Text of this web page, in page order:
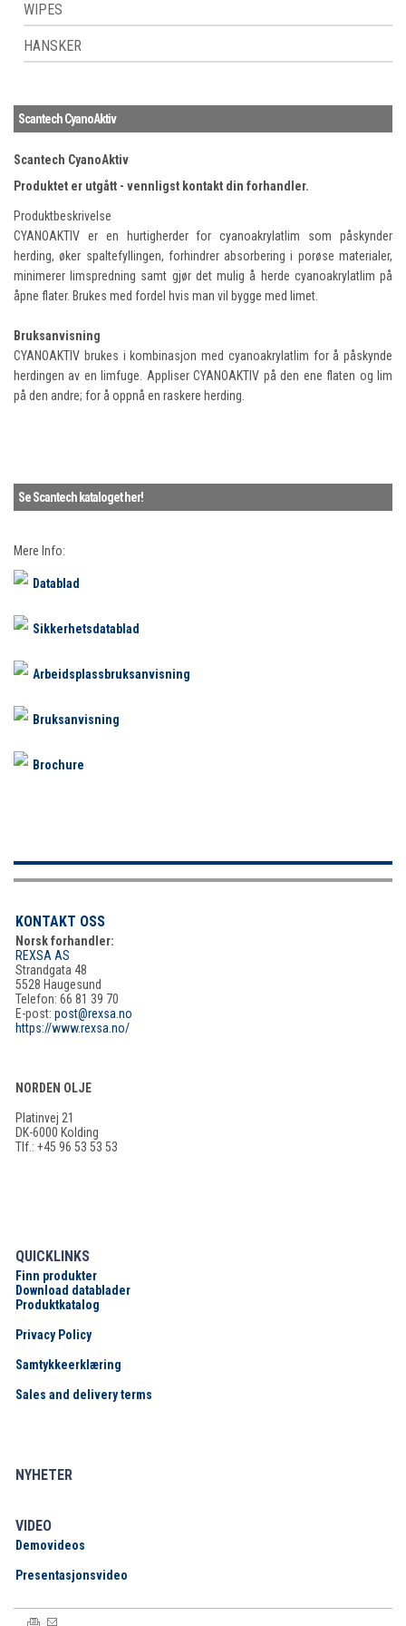
WIPES
HANSKER
Scantech CyanoAktiv
Scantech CyanoAktiv
Produktet er utgått - vennligst kontakt din forhandler.
Produktbeskrivelse
CYANOAKTIV er en hurtigherder for cyanoakrylatlim som påskynder
herding, øker spaltefyllingen, forhindrer absorbering i porøse materialer,
minimerer limspredning samt gjør det mulig å herde cyanoakrylatlim på
åpne flater. Brukes med fordel hvis man vil bygge med limet.
Bruksanvisning
CYANOAKTIV brukes i kombinasjon med cyanoakrylatlim for å påskynde
herdingen av en limfuge. Appliser CYANOAKTIV på den ene flaten og lim
på den andre; for å oppnå en raskere herding.
Se Scantech kataloget her!
Mere Info:
Datablad
Sikkerhetsdatablad
Arbeidsplassbruksanvisning
Bruksanvisning
Brochure
KONTAKT OSS
Norsk forhandler:
REXSA AS
Strandgata 48
5528 Haugesund
Telefon: 66 81 39 70
E-post: post@rexsa.no
https://www.rexsa.no/
NORDEN OLJE
Platinvej 21
DK-6000 Kolding
Tlf.: +45 96 53 53 53
QUICKLINKS
Finn produkter
Download datablader
Produktkatalog
Privacy Policy
Samtykkeerklæring
Sales and delivery terms
NYHETER
VIDEO
Demovideos
Presentasjonsvideo